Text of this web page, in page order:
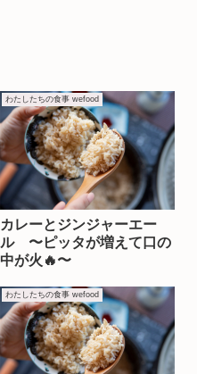
わたしたちの食事 wefood
カレーとジンジャーエー
ル 〜ピッタが増えて口の
中が火🔥〜
わたしたちの食事 wefood